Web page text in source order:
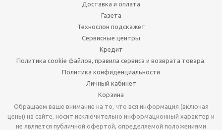
Доставка и оплата
Газета
Технослон подскажет
Сервисные центры
Кредит
Политика cookie файлов, правила сервиса и возврата товара.
Политика конфиденциальности
Личный кабинет
Корзина
Обращаем ваше внимание на то, что вся информация (включая
цены) на сайте, носит исключительно информационный характер и
не является публичной офертой, определяемой положениями